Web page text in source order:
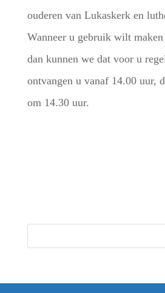
ouderen van Lukaskerk en
Wanneer u gebruik wilt
dan kunnen we dat voor u
ontvangen u vanaf 14.00 uur,
om 14.30 uur.